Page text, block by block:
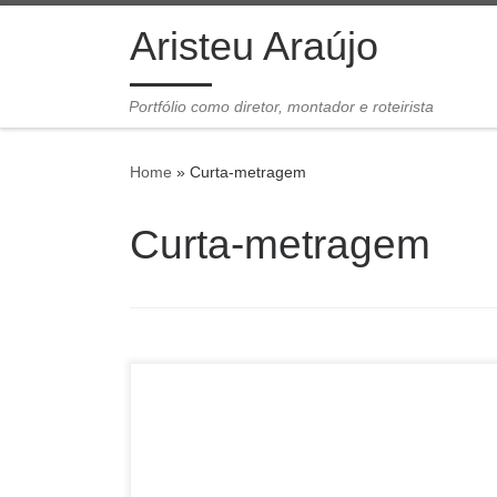
Skip to contentAristeu Araújo
Portfólio como diretor, montador e roteirista
Home » Curta-metragem
Curta-metragem